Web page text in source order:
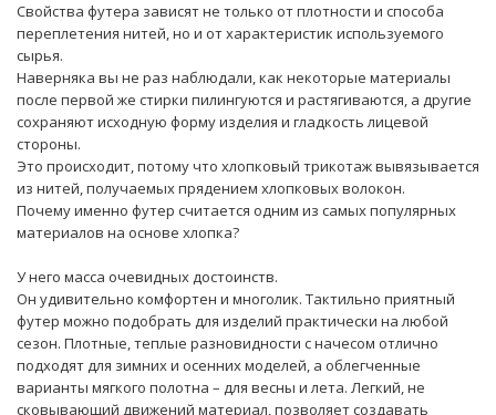
Свойства футера зависят не только от плотности и способа
переплетения нитей, но и от характеристик используемого
сырья.
Наверняка вы не раз наблюдали, как некоторые материалы
после первой же стирки пилингуются и растягиваются, а другие
сохраняют исходную форму изделия и гладкость лицевой
стороны.
Это происходит, потому что хлопковый трикотаж вывязывается
из нитей, получаемых прядением хлопковых волокон.
Почему именно футер считается одним из самых популярных
материалов на основе хлопка?
У него масса очевидных достоинств.
Он удивительно комфортен и многолик. Тактильно приятный
футер можно подобрать для изделий практически на любой
сезон. Плотные, теплые разновидности с начесом отлично
подходят для зимних и осенних моделей, а облегченные
варианты мягкого полотна – для весны и лета. Легкий, не
сковывающий движений материал, позволяет создавать